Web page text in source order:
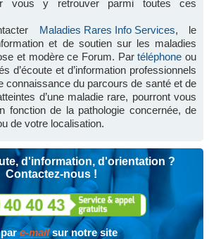
vous y retrouver parmi toutes ces
Maladies Rares Info Services, le
et de soutien sur les maladies
et modère ce Forum. Partéléphone ou
d’écoute et d’information professionnels
connaissance du parcours de santé et de
d’une maladie rare, pourront vous
fonction de la pathologie concernée, de
de votre localisation.
d'information, d'orientation ?
Contactez-nous !
pare-mailsur notre site